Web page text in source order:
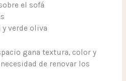
el sofá
verde oliva
gana textura, color y
de renovar los